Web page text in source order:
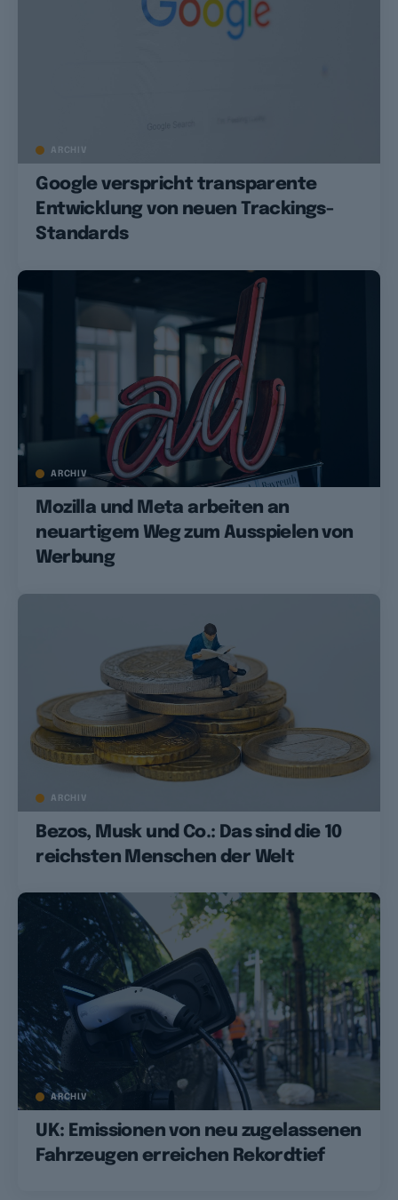
ARCHIV
Google verspricht transparente
Entwicklung von neuen Trackings-
Standards
ARCHIV
Mozilla und Meta arbeiten an
neuartigem Weg zum Ausspielen von
Werbung
ARCHIV
Bezos, Musk und Co.: Das sind die 10
reichsten Menschen der Welt
ARCHIV
UK: Emissionen von neu zugelassenen
Fahrzeugen erreichen Rekordtief